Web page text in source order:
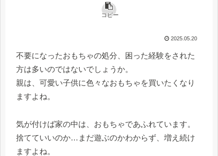
コピー
2025.05.20
不要になったおもちゃの処分、困った経験をされた
方は多いのではないでしょうか。
親は、可愛い子供に色々なおもちゃを買いたくなり
ますよね。
気が付けば家の中は、おもちゃであふれています。
捨てていいのか…まだ遊ぶのかわからず、増え続け
ますよね。